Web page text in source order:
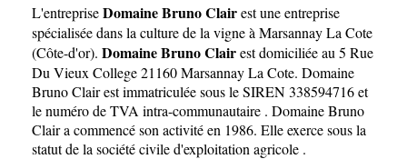
L'entrepriseDomaine Bruno Clairest uneentreprise
spécialisée dans la culture de la vigne à Marsannay La Cote
(Côte-d'or). Domaine Bruno Clairest domiciliée au 5 Rue
Du Vieux College 21160 Marsannay La Cote. Domaine
Bruno Clair est immatriculée sous le SIREN 338594716 et
le numéro de TVA intra-communautaire . Domaine Bruno
Clair a commencé son activité en 1986. Elle exerce sous la
statut de la société civile d'exploitation agricole .